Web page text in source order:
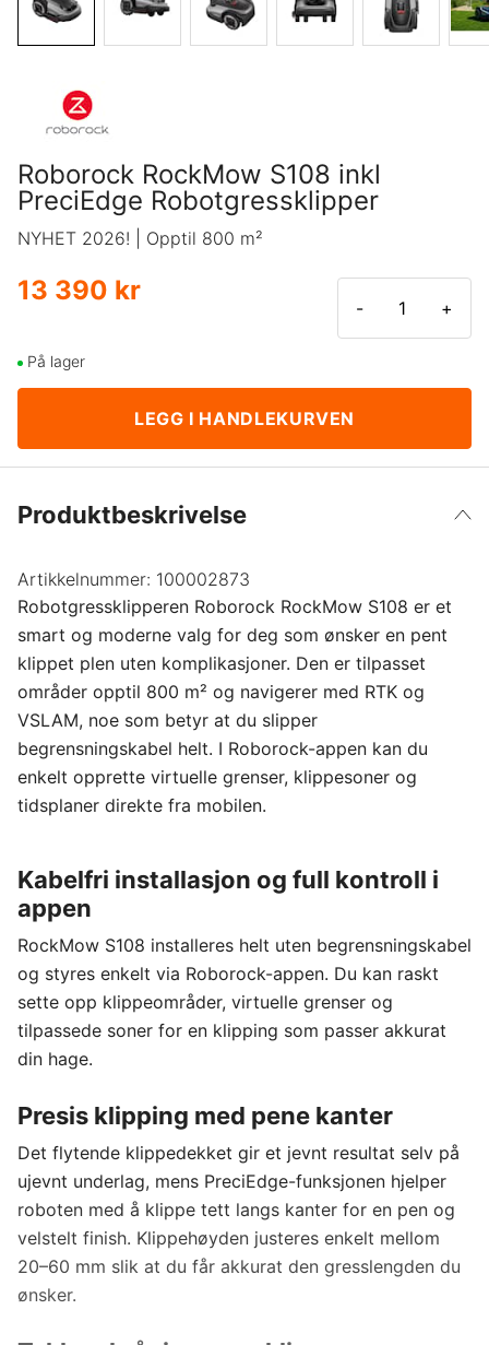
Roborock RockMow S108 inkl
PreciEdge Robotgressklipper
NYHET 2026! | Opptil 800 m²
13 390 kr
- +
På lager
LEGG I HANDLEKURVEN
Produktbeskrivelse
Artikkelnummer: 100002873
Robotgressklipperen Roborock RockMow S108 er et
smart og moderne valg for deg som ønsker en pent
klippet plen uten komplikasjoner. Den er tilpasset
områder opptil 800 m² og navigerer med RTK og
VSLAM, noe som betyr at du slipper
begrensningskabel helt. I Roborock-appen kan du
enkelt opprette virtuelle grenser, klippesoner og
tidsplaner direkte fra mobilen.
Kabelfri installasjon og full kontroll i
appen
RockMow S108 installeres helt uten begrensningskabel
og styres enkelt via Roborock-appen. Du kan raskt
sette opp klippeområder, virtuelle grenser og
tilpassede soner for en klipping som passer akkurat
din hage.
Presis klipping med pene kanter
Det flytende klippedekket gir et jevnt resultat selv på
ujevnt underlag, mens PreciEdge-funksjonen hjelper
roboten med å klippe tett langs kanter for en pen og
velstelt finish. Klippehøyden justeres enkelt mellom
20–60 mm slik at du får akkurat den gresslengden du
ønsker.